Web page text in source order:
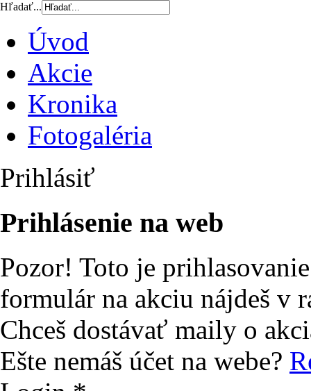
Hľadať...
Úvod
Akcie
Kronika
Fotogaléria
Prihlásiť
Prihlásenie na web
Pozor! Toto je
formulár na akciu nájdeš v
Chceš dostávať maily o
Ešte nemáš účet na webe?